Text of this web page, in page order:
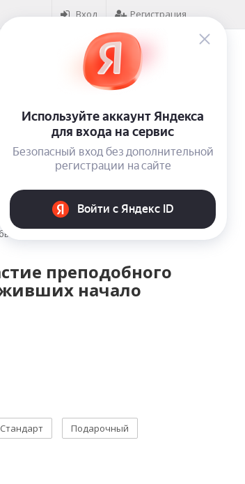
Вход Регистрация
Корзина ( 0)
на сумму0₽
КОНТАКТЫ ОТЗЫВЫ
1380 года, положивших начало
преподобного
начало
Стандарт Подарочный